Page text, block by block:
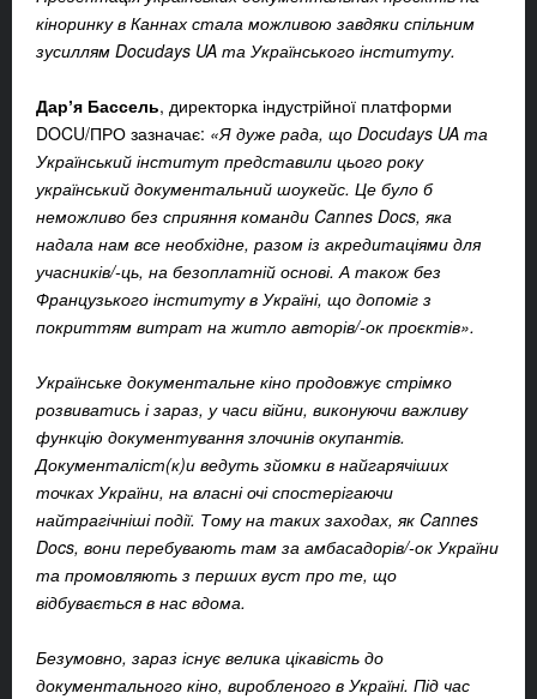
кіноринку в Каннах стала можливою завдяки спільним
зусиллям Docudays UA та Українського інституту.
Дарʼя Бассель, директорка індустрійної платформи
DOCU/ПРО зазначає: «Я дуже рада, що Docudays UA та
Український інститут представили цього року
український документальний шоукейс. Це було б
неможливо без сприяння команди Cannes Docs, яка
надала нам все необхідне, разом із акредитаціями для
учасників/-ць, на безоплатній основі. А також без
Французького інституту в Україні, що допоміг з
покриттям витрат на житло авторів/-ок проєктів».
Українське документальне кіно продовжує стрімко
розвиватись і зараз, у часи війни, виконуючи важливу
функцію документування злочинів окупантів.
Документаліст(к)и ведуть зйомки в найгарячіших
точках України, на власні очі спостерігаючи
найтрагічніші події. Тому на таких заходах, як Cannes
Docs, вони перебувають там за амбасадорів/-ок України
та промовляють з перших вуст про те, що
відбувається в нас вдома.
Безумовно, зараз існує велика цікавість до
документального кіно, виробленого в Україні. Під час